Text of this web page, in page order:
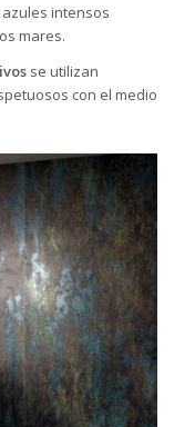
intensos
mares.
se utilizan
con el medio